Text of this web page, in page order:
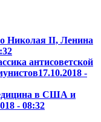
Николая II, Ленина
антисоветской
17.10.2018 -
в США и
- 08:32